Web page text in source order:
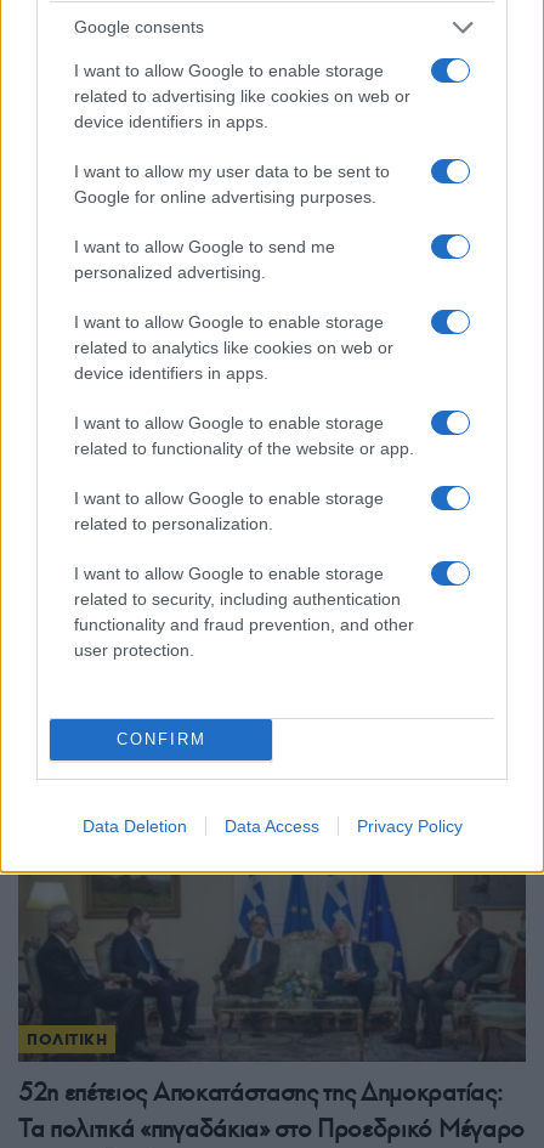
Google consents
I want to allow Google to enable storage
related to advertising like cookies on web or
device identifiers in apps.
I want to allow my user data to be sent to
Google for online advertising purposes.
I want to allow Google to send me
personalized advertising.
I want to allow Google to enable storage
related to analytics like cookies on web or
device identifiers in apps.
I want to allow Google to enable storage
related to functionality of the website or app.
I want to allow Google to enable storage
related to personalization.
I want to allow Google to enable storage
related to security, including authentication
functionality and fraud prevention, and other
user protection.
CONFIRM
Data Deletion Data Access Privacy Policy
Συνταγματική αναθεώρηση: Σήμερα η πρώτη
27/07/2026 - 12:08μμ
ΠΟΛΙΤΙΚΗ
Μητσοτάκης-Χριστοδουλίδης: Συντονισμός
Αθήνας και Λευκωσίας για το Κυπριακό και τις
25/07/2026 - 3:05μμ
ΠΟΛΙΤΙΚΗ
52η επέτειος Αποκατάστασης της Δημοκρατίας:
Τα πολιτικά «πηγαδάκια» στο Προεδρικό Μέγαρο